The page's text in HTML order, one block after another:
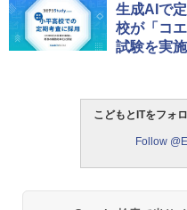
1
ート
む 日
クリス
モル
ーム
生成AIで
校が「コ
試験を実施
こどもとITをフォ
Follow